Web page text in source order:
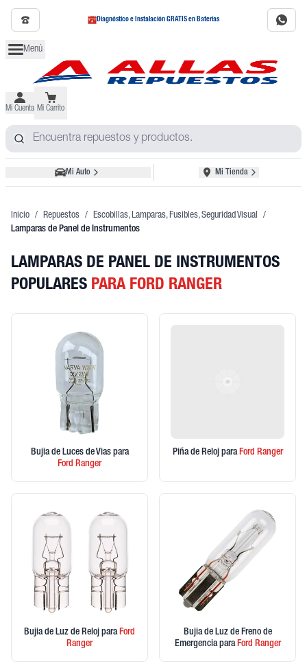
Diagnóstico e Instalación GRATIS en Baterías
Menú
Mi Cuenta Mi Carrito
Mi Auto Mi Tienda
Inicio / Repuestos / Escobillas, Lamparas, Fusibles, Seguridad Visual
/
Lamparas de Panel de Instrumentos
LAMPARAS DE PANEL DE INSTRUMENTOS
POPULARES PARA FORD RANGER
Bujia de Luces de Vias para
Ford Ranger
Piña de Reloj paraFord Ranger
Bujia de Luz de Reloj paraFord
Ranger
Bujia de Luz de Freno de
Emergencia paraFord Ranger